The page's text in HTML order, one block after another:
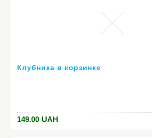
Клубника в корзинке
149.00 UAH